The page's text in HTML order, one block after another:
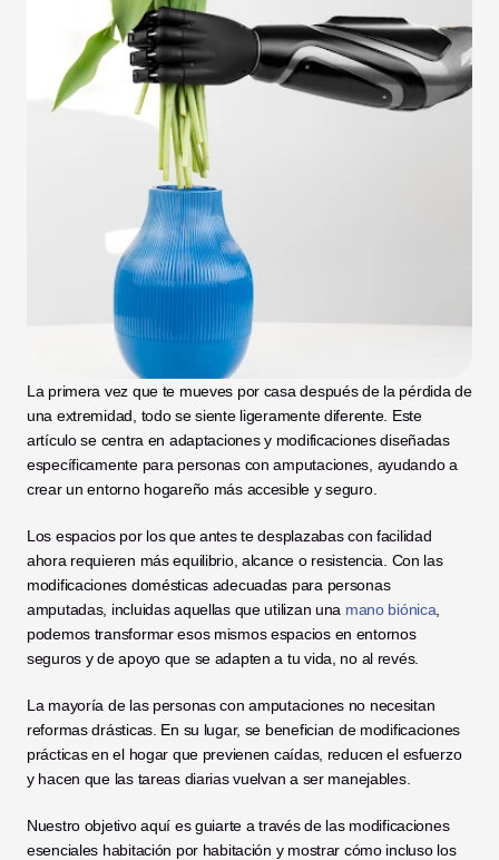
La primera vez que te mueves por casa después de la pérdida de
una extremidad, todo se siente ligeramente diferente. Este
artículo se centra en adaptaciones y modificaciones diseñadas
específicamente para personas con amputaciones, ayudando a
crear un entorno hogareño más accesible y seguro.
Los espacios por los que antes te desplazabas con facilidad
ahora requieren más equilibrio, alcance o resistencia. Con las
modificaciones domésticas adecuadas para personas
amputadas, incluidas aquellas que utilizan una mano biónica
podemos transformar esos mismos espacios en entornos
seguros y de apoyo que se adapten a tu vida, no al revés.
La mayoría de las personas con amputaciones no necesitan
reformas drásticas. En su lugar, se benefician de modificaciones
prácticas en el hogar que previenen caídas, reducen el esfuerzo
y hacen que las tareas diarias vuelvan a ser manejables.
Nuestro objetivo aquí es guiarte a través de las modificaciones
esenciales habitación por habitación y mostrar cómo incluso los